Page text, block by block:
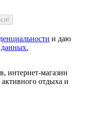
и даю
данных.
интернет-магазин
отдыха и